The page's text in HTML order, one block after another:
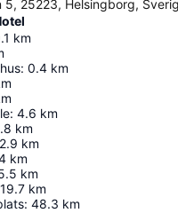
5, 25223, Helsingborg,
km
: 0.4 km
: 4.6 km
km
km
km
km
19.7 km
: 48.3 km